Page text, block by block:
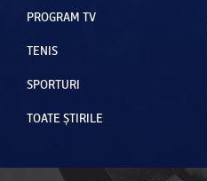
PROGRAM TV
TENIS
SPORTURI
TOATE ȘTIRILE